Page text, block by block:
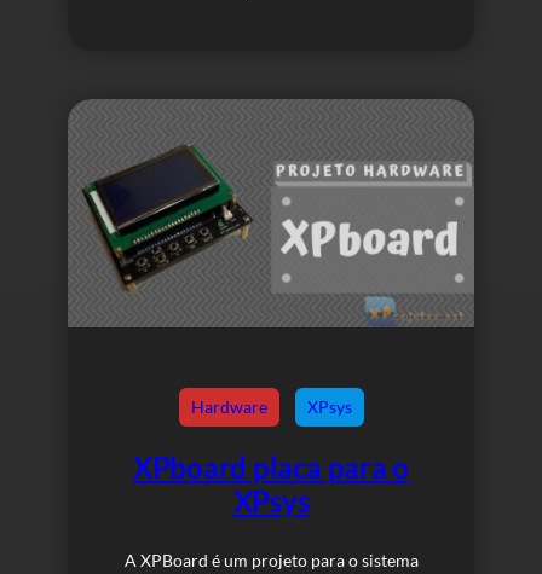
Hardware XPsys
XPboard placa para o
XPsys
A XPBoard é um projeto para o sistema